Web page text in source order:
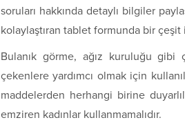
soruları hakkında detaylı bilgiler
kolaylaştıran tablet formunda bir çeşit
Bulanık görme, ağız kuruluğu
çekenlere yardımcı olmak için
maddelerden herhangi birine
emziren kadınlar kullanmamalıdır.